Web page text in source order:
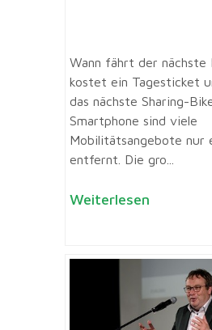
Wann fährt der nächste
kostet ein Tagesticket
das nächste Sharing-
Smartphone sind viele
Mobilitätsangebote nur
entfernt. Die gro...
Weiterlesen